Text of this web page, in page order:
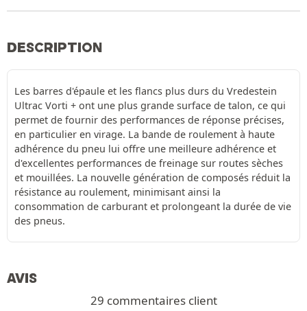
DESCRIPTION
Les barres d'épaule et les flancs plus durs du Vredestein
Ultrac Vorti + ont une plus grande surface de talon, ce qui
permet de fournir des performances de réponse précises,
en particulier en virage. La bande de roulement à haute
adhérence du pneu lui offre une meilleure adhérence et
d'excellentes performances de freinage sur routes sèches
et mouillées. La nouvelle génération de composés réduit la
résistance au roulement, minimisant ainsi la
consommation de carburant et prolongeant la durée de vie
des pneus.
AVIS
29 commentaires client